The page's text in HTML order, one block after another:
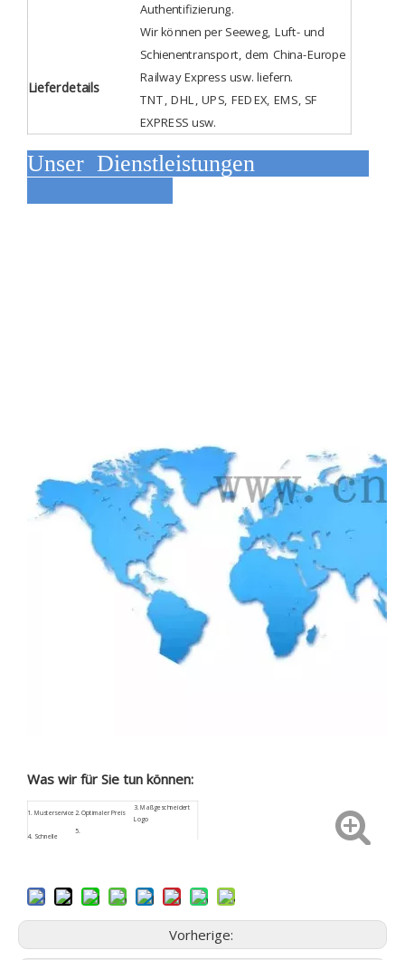
Authentifizierung.
Lieferdetails
Wir können per Seeweg, Luft- und
Schienentransport, dem China-Europe
Railway Express usw. liefern.
TNT, DHL, UPS, FEDEX, EMS, SF
EXPRESS usw.
Unser Dienstleistungen
Was wir für Sie tun können:
1. Musterservice 2. Optimaler Preis
3.Maßgeschneidert
Logo
4. Schnelle
5.
Vorherige: